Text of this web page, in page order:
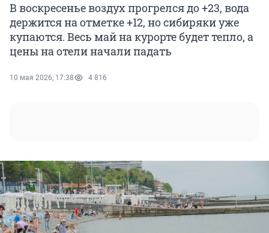
В воскресенье воздух прогрелся до +23, вода
держится на отметке +12, но сибиряки уже
купаются. Весь май на курорте будет тепло, а
цены на отели начали падать
10 мая 2026, 17:38 4 816